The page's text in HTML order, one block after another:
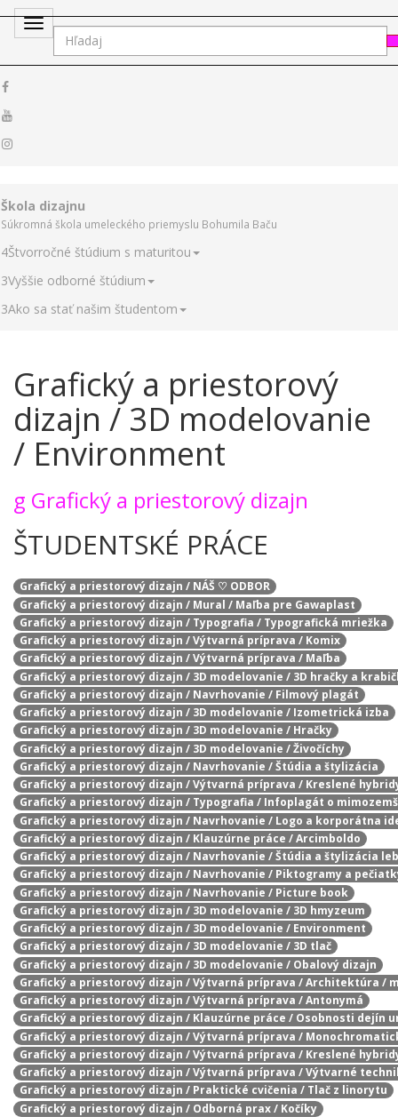
Toggle
navigation
Škola dizajnu
Súkromná škola umeleckého priemyslu Bohumila Baču
4Štvorročné štúdium s maturitou
3Vyššie odborné štúdium
3Ako sa stať našim študentom
Grafický a priestorový
dizajn / 3D modelovanie
/ Environment
g Grafický a priestorový dizajn
ŠTUDENTSKÉ PRÁCE
Grafický a priestorový dizajn / NÁŠ ♡ ODBOR
Grafický a priestorový dizajn / Mural / Maľba pre Gawaplast
Grafický a priestorový dizajn / Typografia / Typografická mriežka
Grafický a priestorový dizajn / Výtvarná príprava / Komix
Grafický a priestorový dizajn / Výtvarná príprava / Maľba
Grafický a priestorový dizajn / 3D modelovanie / 3D hračky a
Grafický a priestorový dizajn / Navrhovanie / Filmový plagát
Grafický a priestorový dizajn / 3D modelovanie / Izometrická izba
Grafický a priestorový dizajn / 3D modelovanie / Hračky
Grafický a priestorový dizajn / 3D modelovanie / Živočíchy
Grafický a priestorový dizajn / Navrhovanie / Štúdia a štylizácia
Grafický a priestorový dizajn / Výtvarná príprava / Kreslené
Grafický a priestorový dizajn / Typografia / Infoplagát o
Grafický a priestorový dizajn / Navrhovanie / Logo a korporátna
Grafický a priestorový dizajn / Klauzúrne práce / Arcimboldo
Grafický a priestorový dizajn / Navrhovanie / Štúdia a štylizácia
Grafický a priestorový dizajn / Navrhovanie / Piktogramy a
Grafický a priestorový dizajn / Navrhovanie / Picture book
Grafický a priestorový dizajn / 3D modelovanie / 3D hmyzeum
Grafický a priestorový dizajn / 3D modelovanie / Environment
Grafický a priestorový dizajn / 3D modelovanie / 3D tlač
Grafický a priestorový dizajn / 3D modelovanie / Obalový dizajn
Grafický a priestorový dizajn / Výtvarná príprava / Architektúra /
Grafický a priestorový dizajn / Výtvarná príprava / Antonymá
Grafický a priestorový dizajn / Klauzúrne práce / Osobnosti dejín
Grafický a priestorový dizajn / Výtvarná príprava /
Grafický a priestorový dizajn / Výtvarná príprava / Kreslené
Grafický a priestorový dizajn / Výtvarná príprava / Výtvarné
Grafický a priestorový dizajn / Praktické cvičenia / Tlač z linorytu
Grafický a priestorový dizajn / Odborná prax / Kočíky